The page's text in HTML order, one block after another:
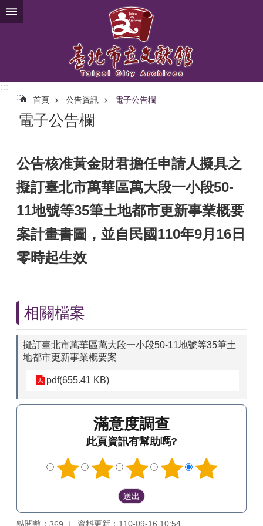
跳到主要內容區塊
:::
:::
首頁 公告資訊 電子公告欄
電子公告欄
公告核准黃金財君擔任申請人擬具之
擬訂臺北市萬華區萬大段一小段50-
11地號等35筆土地都市更新事業概要
案計畫書圖，並自民國110年9月16日
零時起生效
相關檔案
擬訂臺北市萬華區萬大段一小段50-11地號等35筆土
地都市更新事業概要案
pdf(655.41 KB)
滿意度調查
此頁資訊有幫助嗎?
點閱數： 資料更新：110-09-16 10:54